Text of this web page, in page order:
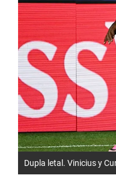
Dupla letal. Vinicius y